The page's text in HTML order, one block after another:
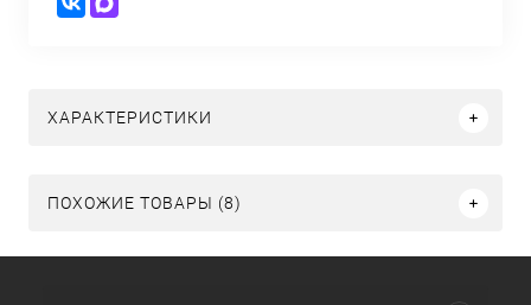
ХАРАКТЕРИСТИКИ
ПОХОЖИЕ ТОВАРЫ (8)